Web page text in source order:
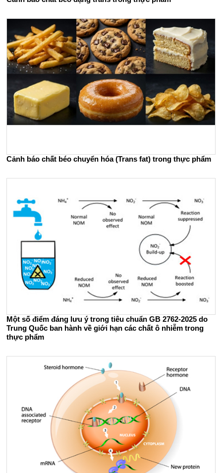
Cảnh báo chất béo chuyển hóa (Trans fat) trong thực phẩm
Một số điểm đáng lưu ý trong tiêu chuẩn GB 2762-2025 do
Trung Quốc ban hành về giới hạn các chất ô nhiễm trong
thực phẩm